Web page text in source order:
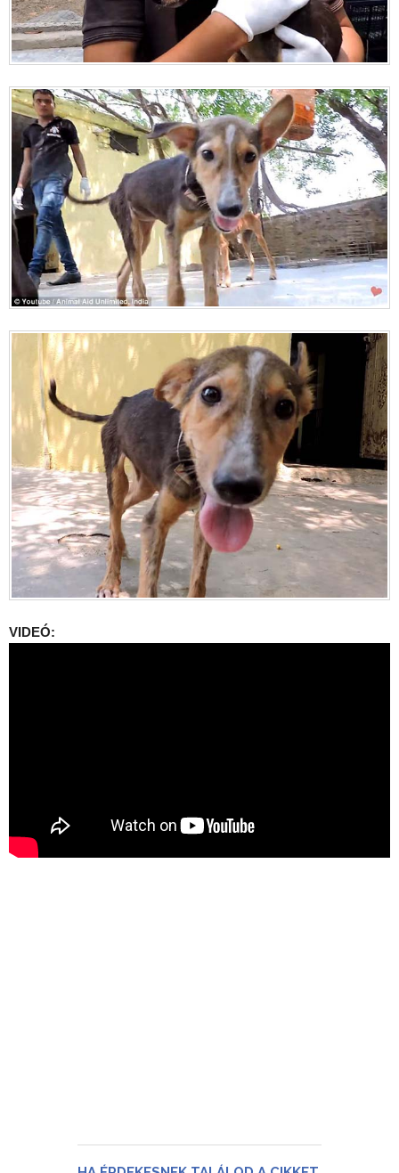
VIDEÓ: